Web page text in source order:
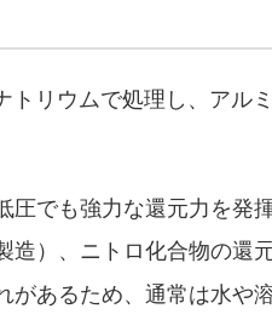
リウムで処理し、アル
でも強力な還元力を発揮
）、ニトロ化合物の還元
があるため、通常は水や